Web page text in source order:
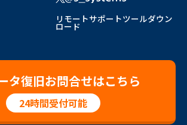
リモートサポートツールダウン
ロード
タ復旧お問合せはこちら
24時間受付可能